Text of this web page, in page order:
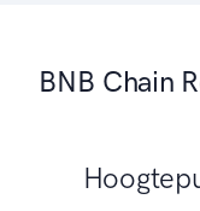
BNB Chain